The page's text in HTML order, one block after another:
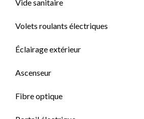
Vide sanitaire
Volets roulants électriques
Éclairage extérieur
Ascenseur
Fibre optique